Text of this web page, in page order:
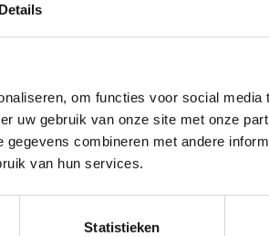
Details
om functies voor social media
uw gebruik van onze site met onze
combineren met andere
van hun services.
Statistieken
Kaartgegevens